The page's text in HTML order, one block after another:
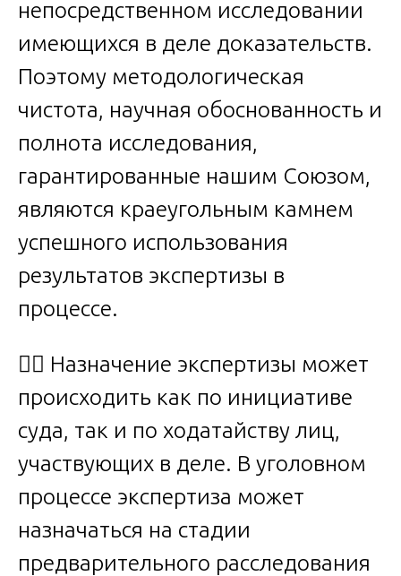
непосредственном исследовании
имеющихся в деле доказательств.
Поэтому методологическая
чистота, научная обоснованность и
полнота исследования,
гарантированные нашим Союзом,
являются краеугольным камнем
успешного использования
результатов экспертизы в
процессе.
🧑‍⚖️ Назначение экспертизы может
происходить как по инициативе
суда, так и по ходатайству лиц,
участвующих в деле. В уголовном
процессе экспертиза может
назначаться на стадии
предварительного расследования